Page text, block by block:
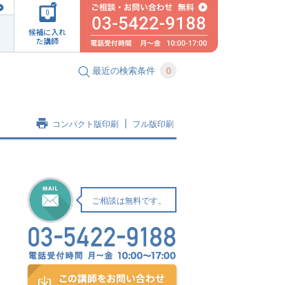
0
候補に入れ
た講師
最近の検索条件 0
コンパクト版印刷 フル版印刷
ご相談は無料です。